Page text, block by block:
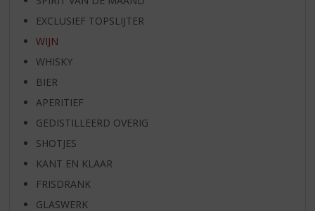
EXCLUSIEF TOPSLIJTER
WIJN
WHISKY
BIER
APERITIEF
GEDISTILLEERD OVERIG
SHOTJES
KANT EN KLAAR
FRISDRANK
GLASWERK